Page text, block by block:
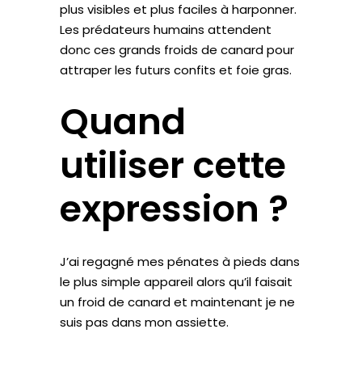
plus visibles et plus faciles à harponner.
Les prédateurs humains attendent
donc ces grands froids de canard pour
attraper les futurs confits et foie gras.
Quand
utiliser cette
expression ?
J’airegagné mes pénates à pieds dans
le plus simple appareilalors qu’il faisait
un froid de canard et maintenant je ne
suis pas dans mon assiette.